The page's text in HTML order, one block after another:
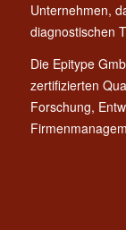
Unternehmen,
diagnostischen
Die Epitype
zertifizierten
Forschung,